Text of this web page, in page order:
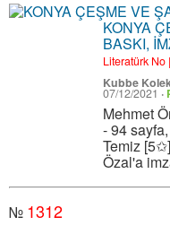
KONYA
BASKI,
Literatürk No
Kubbe
07/12/2021 ·
Mehmet
- 94
Temiz
Özal'a
№ 1312